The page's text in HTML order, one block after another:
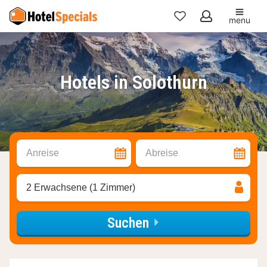
Meine
Favoriten
menu
Hotels in Solothurn
Anreise Abreise
2 Erwachsene (1 Zimmer)
Suchen